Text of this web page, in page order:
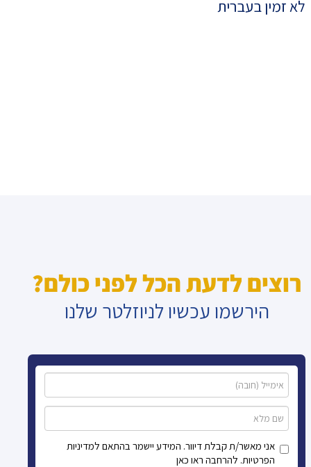
לא זמין בעברית
רוצים לדעת הכל לפני כולם?
הירשמו עכשיו לניוזלטר שלנו
אני מאשר/ת קבלת דיוור. המידע יישמר בהתאם למדיניות
הפרטיות. להרחבה ראו כאן